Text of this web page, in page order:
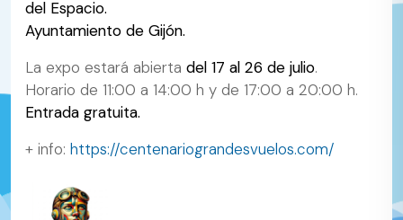
del Espacio.
Ayuntamiento de Gijón.
La expo estará abierta del 17 al 26 de julio.
Horario de 11:00 a 14:00 h y de 17:00 a 20:00 h.
Entrada gratuita.
+ info: https://centenariograndesvuelos.com/